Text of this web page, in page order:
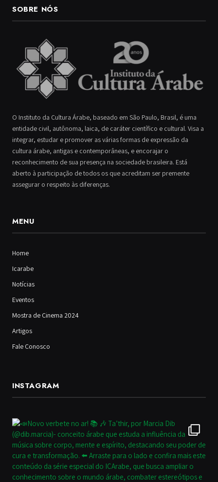
SOBRE NÓS
O Instituto da Cultura Árabe, baseado em São Paulo, Brasil, é uma
entidade civil, autônoma, laica, de caráter científico e cultural. Visa a
integrar, estudar e promover as várias formas de expressão da
cultura árabe, antigas e contemporâneas, e encorajar o
reconhecimento de sua presença na sociedade brasileira. Está
aberto à participação de todos os que acreditam ser premente
assegurar o respeito às diferenças.
MENU
Home
Icarabe
Notícias
Eventos
Mostra de Cinema 2024
Artigos
Fale Conosco
INSTAGRAM